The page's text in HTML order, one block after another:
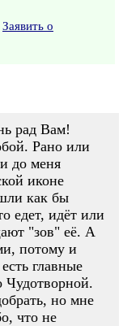
Заявить о
рад Вам!
Рано или
до меня
иконе
как бы
едет, идёт или
"зов" её. А
потому и
главные
Чудотворной.
но мне
что не